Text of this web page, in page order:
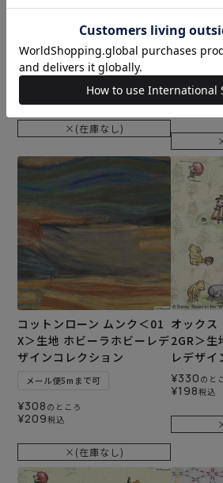
ティンク＜02N＞生地 （ホ
ビーラホビーレオリジナ
ル）2024SS
メール便2mまで可
×(在庫なし)
ス＜01P
ビーレデ
ン
¥330のと
¥198税込
コットンローン ムンク＜01
X＞生地 ホビーラホビーレデ
ザインコレクション
メール便5mまで可
¥308 のところ
¥209税込
×(在庫なし)
オックス
2GR＞生
レデザイ
¥330 のと
¥198税込